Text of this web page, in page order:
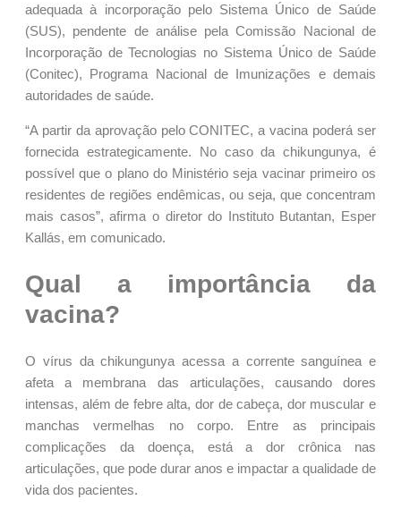
adequada à incorporação pelo Sistema Único de Saúde
(SUS), pendente de análise pela Comissão Nacional de
Incorporação de Tecnologias no Sistema Único de Saúde
(Conitec), Programa Nacional de Imunizações e demais
autoridades de saúde.
“A partir da aprovação pelo CONITEC, a vacina poderá ser
fornecida estrategicamente. No caso da chikungunya, é
possível que o plano do Ministério seja vacinar primeiro os
residentes de regiões endêmicas, ou seja, que concentram
mais casos”, afirma o diretor do Instituto Butantan, Esper
Kallás, em comunicado.
Qual a importância da
vacina?
O vírus da chikungunya acessa a corrente sanguínea e
afeta a membrana das articulações, causando dores
intensas, além de febre alta, dor de cabeça, dor muscular e
manchas vermelhas no corpo. Entre as principais
complicações da doença, está a dor crônica nas
articulações, que pode durar anos e impactar a qualidade de
vida dos pacientes.